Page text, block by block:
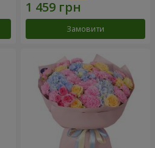
Замовити